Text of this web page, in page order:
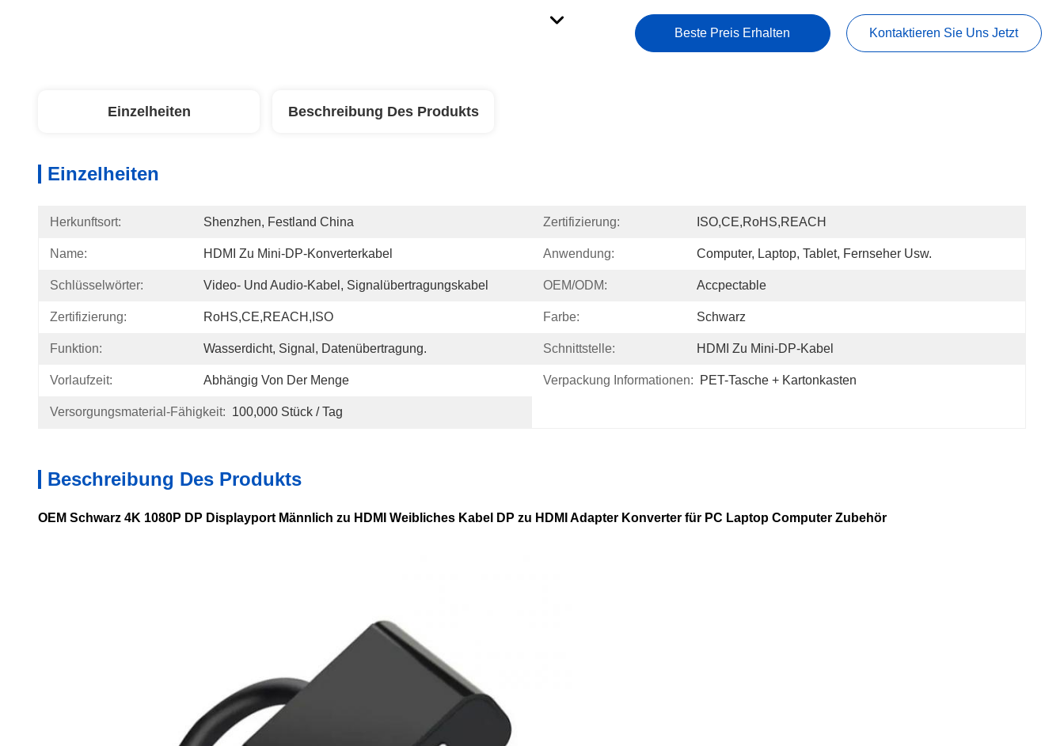
Beste Preis Erhalten Kontaktieren Sie Uns Jetzt
Einzelheiten Beschreibung Des Produkts
Einzelheiten
Herkunftsort: Shenzhen, Festland China Zertifizierung: ISO,CE,RoHS,REACH
Name: HDMI Zu Mini-DP-Konverterkabel Anwendung: Computer, Laptop, Tablet, Fernseher Usw.
Schlüsselwörter: Video- Und Audio-Kabel, Signalübertragungskabel OEM/ODM: Accpectable
Zertifizierung: RoHS,CE,REACH,ISO Farbe: Schwarz
Funktion: Wasserdicht, Signal, Datenübertragung. Schnittstelle: HDMI Zu Mini-DP-Kabel
Vorlaufzeit: Abhängig Von Der Menge Verpackung Informationen: PET-Tasche + Kartonkasten
Versorgungsmaterial-Fähigkeit: 100,000 Stück / Tag
Beschreibung Des Produkts
OEM Schwarz 4K 1080P DP Displayport Männlich zu HDMI Weibliches Kabel DP zu HDMI Adapter Konverter für PC Laptop Computer Zubehör